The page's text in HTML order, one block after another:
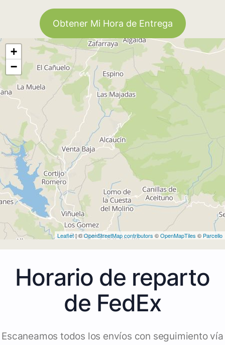
Obtener Mi Hora de Entrega
+
−
Leaflet| ©OpenStreetMap contributors ©OpenMapTiles © Parcello
Horario de reparto
de FedEx
Escaneamos todos los envíos con seguimiento vía